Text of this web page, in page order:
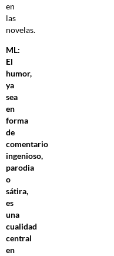
en
las
novelas.
ML:
El
humor,
ya
sea
en
forma
de
comentario
ingenioso,
parodia
o
sátira,
es
una
cualidad
central
en